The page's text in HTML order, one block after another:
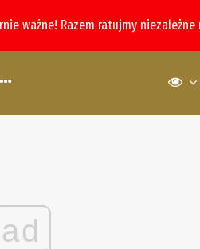
ważne! Razem ratujmy
ad